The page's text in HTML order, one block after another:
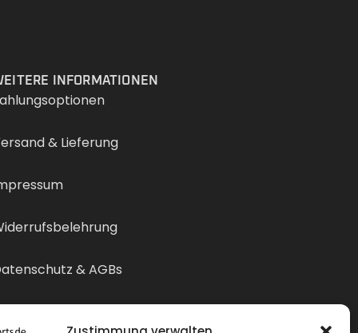
INFORMATIONEN
& Lieferung
& AGBs